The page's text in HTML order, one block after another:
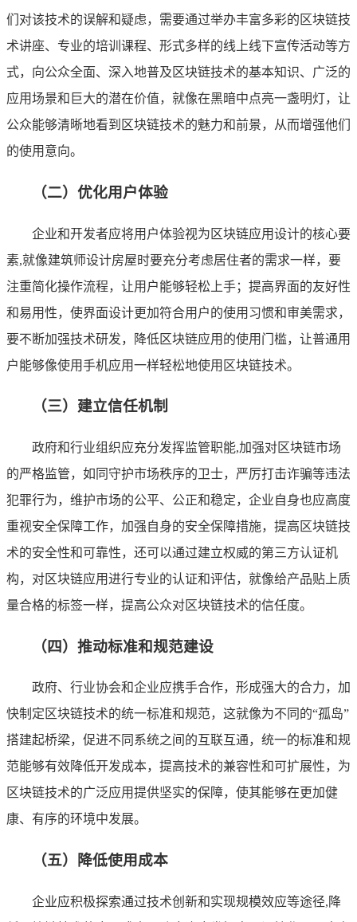
们对该技术的误解和疑虑，需要通过举办丰富多彩的区块链技
术讲座、专业的培训课程、形式多样的线上线下宣传活动等方
式，向公众全面、深入地普及区块链技术的基本知识、广泛的
应用场景和巨大的潜在价值，就像在黑暗中点亮一盏明灯，让
公众能够清晰地看到区块链技术的魅力和前景，从而增强他们
的使用意向。
（二）优化用户体验
企业和开发者应将用户体验视为区块链应用设计的核心要
素,就像建筑师设计房屋时要充分考虑居住者的需求一样，要
注重简化操作流程，让用户能够轻松上手；提高界面的友好性
和易用性，使界面设计更加符合用户的使用习惯和审美需求，
要不断加强技术研发，降低区块链应用的使用门槛，让普通用
户能够像使用手机应用一样轻松地使用区块链技术。
（三）建立信任机制
政府和行业组织应充分发挥监管职能,加强对区块链市场
的严格监管，如同守护市场秩序的卫士，严厉打击诈骗等违法
犯罪行为，维护市场的公平、公正和稳定，企业自身也应高度
重视安全保障工作，加强自身的安全保障措施，提高区块链技
术的安全性和可靠性，还可以通过建立权威的第三方认证机
构，对区块链应用进行专业的认证和评估，就像给产品贴上质
量合格的标签一样，提高公众对区块链技术的信任度。
（四）推动标准和规范建设
政府、行业协会和企业应携手合作，形成强大的合力，加
快制定区块链技术的统一标准和规范，这就像为不同的“孤岛”
搭建起桥梁，促进不同系统之间的互联互通，统一的标准和规
范能够有效降低开发成本，提高技术的兼容性和可扩展性，为
区块链技术的广泛应用提供坚实的保障，使其能够在更加健
康、有序的环境中发展。
（五）降低使用成本
企业应积极探索通过技术创新和实现规模效应等途径,降